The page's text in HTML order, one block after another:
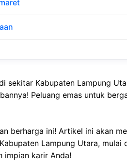
sekitar Kabupaten Lampung
Peluang emas untuk
berharga ini! Artikel ini akan
Lampung Utara, mulai
impian karir Anda!